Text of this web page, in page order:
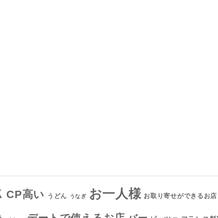
CP高い うどん うなぎ お一人様 お取り寄せができるお店